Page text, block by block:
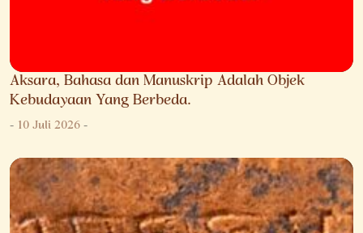
Aksara, Bahasa dan Manuskrip Adalah Objek
Kebudayaan Yang Berbeda.
-10 Juli 2026-